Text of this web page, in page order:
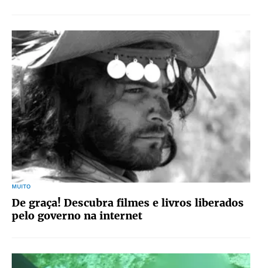
MUITO
De graça! Descubra filmes e livros liberados
pelo governo na internet